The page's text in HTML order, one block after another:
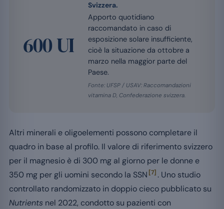
600 UI
Svizzera.
Apporto quotidiano
raccomandato in caso di
esposizione solare insufficiente,
cioè la situazione da ottobre a
marzo nella maggior parte del
Paese.
Fonte: UFSP / USAV: Raccomandazioni
vitamina D, Confederazione svizzera.
Altri minerali e oligoelementi possono completare il
quadro in base al profilo. Il valore di riferimento svizzero
per il magnesio è di 300 mg al giorno per le donne e
350 mg per gli uomini secondo la SSN [7] . Uno studio
controllato randomizzato in doppio cieco pubblicato su
Nutrients nel 2022, condotto su pazienti con